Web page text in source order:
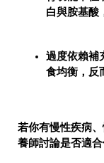
白與胺基酸
過度依賴補
食均衡，反
若你有慢性疾病
養師討論是否適合